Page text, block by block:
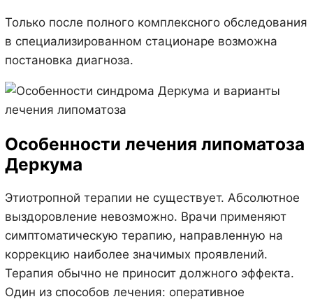
Только после полного комплексного обследования
в специализированном стационаре возможна
постановка диагноза.
Особенности лечения липоматоза
Деркума
Этиотропной терапии не существует. Абсолютное
выздоровление невозможно. Врачи применяют
симптоматическую терапию, направленную на
коррекцию наиболее значимых проявлений.
Терапия обычно не приносит должного эффекта.
Один из способов лечения: оперативное